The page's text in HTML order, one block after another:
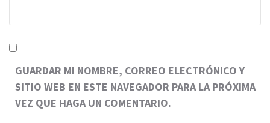
GUARDAR MI NOMBRE, CORREO ELECTRÓNICO Y
SITIO WEB EN ESTE NAVEGADOR PARA LA PRÓXIMA
VEZ QUE HAGA UN COMENTARIO.